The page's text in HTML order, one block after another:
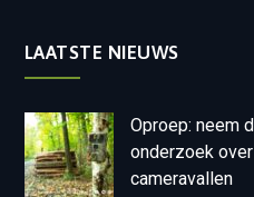
LAATSTE NIEUWS
Oproep: neem
onderzoek
cameravallen